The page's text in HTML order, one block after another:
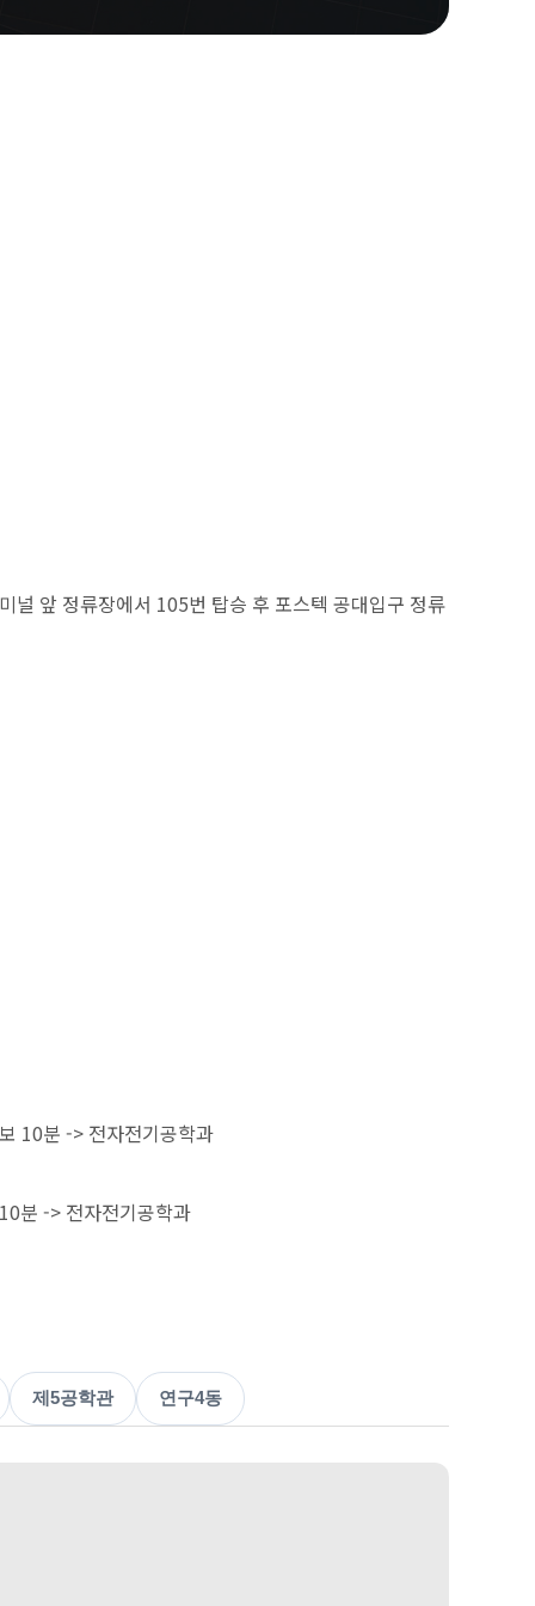
널 앞 정류장에서 105번 탑승 후 포스텍 공대입구 정류
10분 -> 전자전기공학과
분 -> 전자전기공학과
제5공학관 연구4동